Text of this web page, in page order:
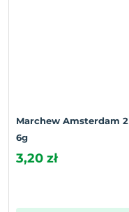
Marchew Amsterdam 2
6g
3,20 zł